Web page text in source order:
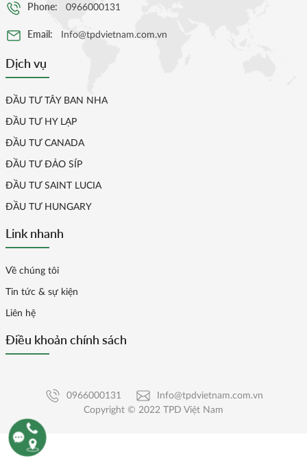
Phone: 0966000131
Email: Info@tpdvietnam.com.vn
Dịch vụ
ĐẦU TƯ TÂY BAN NHA
ĐẦU TƯ HY LẠP
ĐẦU TƯ CANADA
ĐẦU TƯ ĐẢO SÍP
ĐẦU TƯ SAINT LUCIA
ĐẦU TƯ HUNGARY
Link nhanh
Về chúng tôi
Tin tức & sự kiện
Liên hệ
Điều khoản chính sách
Copyright © 2022 TPD Việt Nam
0966000131 Info@tpdvietnam.com.vn